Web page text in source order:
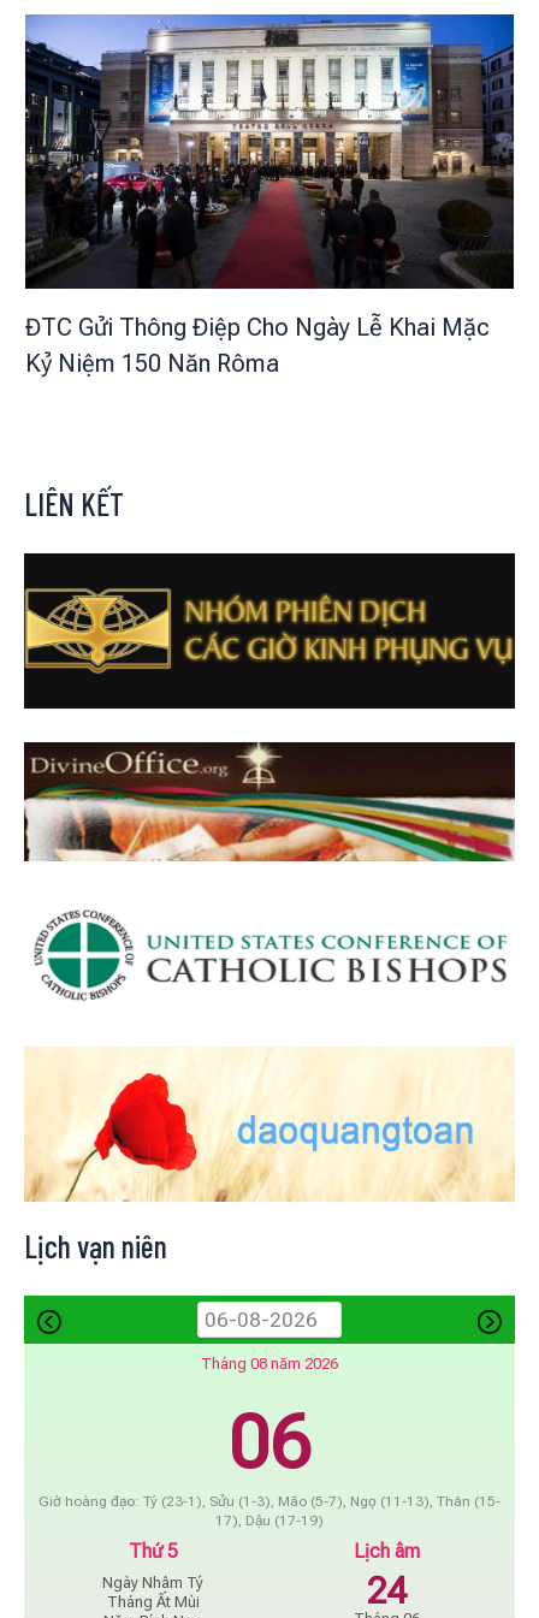
ĐTC Gửi Thông Điệp Cho Ngày Lễ Khai Mặc
Kỷ Niệm 150 Năn Rôma
LIÊN KẾT
Lịch vạn niên
Tháng 08 năm 2026
06
Giờ hoàng đạo: Tý (23-1), Sửu (1-3), Mão (5-7), Ngọ (11-13), Thân (15-
17), Dậu (17-19)
Thứ 5
Ngày Nhâm Tý
Tháng Ất Mùi
Lịch âm
24